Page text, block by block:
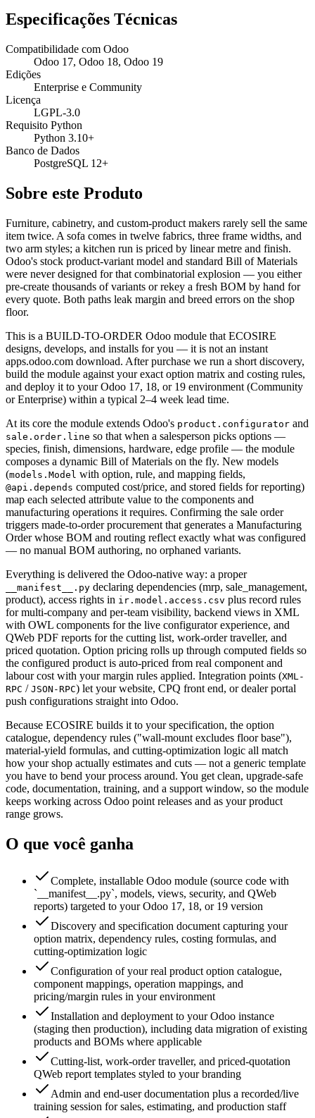
Especificações Técnicas
Compatibilidade com Odoo
Odoo 17, Odoo 18, Odoo 19
Edições
Enterprise e Community
Licença
LGPL-3.0
Requisito Python
Python 3.10+
Banco de Dados
PostgreSQL 12+
Sobre este Produto
Furniture, cabinetry, and custom-product makers rarely sell the same
item twice. A sofa comes in twelve fabrics, three frame widths, and
two arm styles; a kitchen run is priced by linear metre and finish.
Odoo's stock product-variant model and standard Bill of Materials
were never designed for that combinatorial explosion — you either
pre-create thousands of variants or rekey a fresh BOM by hand for
every quote. Both paths leak margin and breed errors on the shop
floor.
This is a BUILD-TO-ORDER Odoo module that ECOSIRE
designs, develops, and installs for you — it is not an instant
apps.odoo.com download. After purchase we run a short discovery,
build the module against your exact option matrix and costing rules,
and deploy it to your Odoo 17, 18, or 19 environment (Community
or Enterprise) within a typical 2–4 week lead time.
At its core the module extends Odoo's product.configurator and
sale.order.line so that when a salesperson picks options —
species, finish, dimensions, hardware, edge profile — the module
composes a dynamic Bill of Materials on the fly. New models
(models.Model with option, rule, and mapping fields,
@api.depends computed cost/price, and stored fields for reporting)
map each selected attribute value to the components and
manufacturing operations it requires. Confirming the sale order
triggers made-to-order procurement that generates a Manufacturing
Order whose BOM and routing reflect exactly what was configured
— no manual BOM authoring, no orphaned variants.
Everything is delivered the Odoo-native way: a proper
__manifest__.py declaring dependencies (mrp, sale_management,
product), access rights in ir.model.access.csv plus record rules
for multi-company and per-team visibility, backend views in XML
with OWL components for the live configurator experience, and
QWeb PDF reports for the cutting list, work-order traveller, and
priced quotation. Option pricing rolls up through computed fields so
the configured product is auto-priced from real component and
labour cost with your margin rules applied. Integration points (XML-
RPC / JSON-RPC) let your website, CPQ front end, or dealer portal
push configurations straight into Odoo.
Because ECOSIRE builds it to your specification, the option
catalogue, dependency rules ("wall-mount excludes floor base"),
material-yield formulas, and cutting-optimization logic all match
how your shop actually estimates and cuts — not a generic template
you have to bend your process around. You get clean, upgrade-safe
code, documentation, training, and a support window, so the module
keeps working across Odoo point releases and as your product
range grows.
O que você ganha
Complete, installable Odoo module (source code with
`__manifest__.py`, models, views, security, and QWeb
reports) targeted to your Odoo 17, 18, or 19 version
Discovery and specification document capturing your
option matrix, dependency rules, costing formulas, and
cutting-optimization logic
Configuration of your real product option catalogue,
component mappings, operation mappings, and
pricing/margin rules in your environment
Installation and deployment to your Odoo instance
(staging then production), including data migration of existing
products and BOMs where applicable
Cutting-list, work-order traveller, and priced-quotation
QWeb report templates styled to your branding
Admin and end-user documentation plus a recorded/live
training session for sales, estimating, and production staff